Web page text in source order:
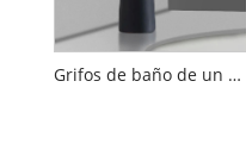
Grifos de baño de un solo orificio